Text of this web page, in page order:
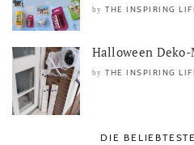
by THE INSPIRING
Halloween
by THE INSPIRING
DIE